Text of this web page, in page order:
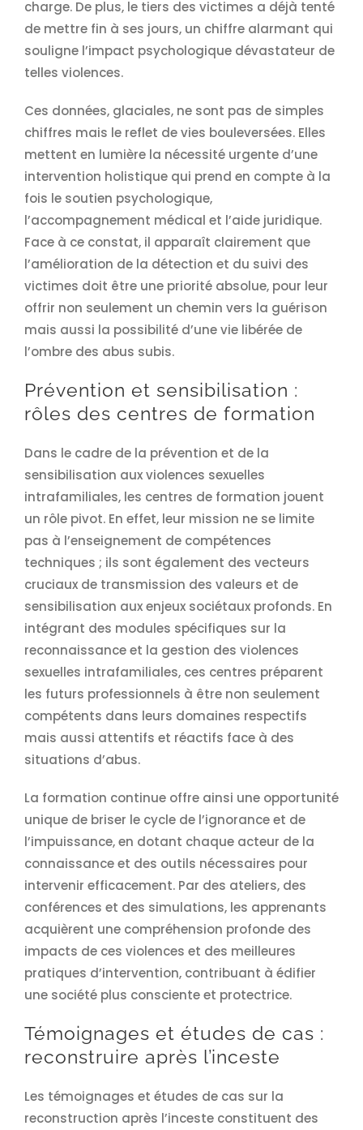
charge. De plus, le tiers des victimes a déjà tenté
de mettre fin à ses jours, un chiffre alarmant qui
souligne l’impact psychologique dévastateur de
telles violences.
Ces données, glaciales, ne sont pas de simples
chiffres mais le reflet de vies bouleversées. Elles
mettent en lumière la nécessité urgente d’une
intervention holistique qui prend en compte à la
fois le soutien psychologique,
l’accompagnement médical et l’aide juridique.
Face à ce constat, il apparaît clairement que
l’amélioration de la détection et du suivi des
victimes doit être une priorité absolue, pour leur
offrir non seulement un chemin vers la guérison
mais aussi la possibilité d’une vie libérée de
l’ombre des abus subis.
Prévention et sensibilisation :
rôles des centres de formation
Dans le cadre de la prévention et de la
sensibilisation aux violences sexuelles
intrafamiliales, les centres de formation jouent
un rôle pivot. En effet, leur mission ne se limite
pas à l’enseignement de compétences
techniques ; ils sont également des vecteurs
cruciaux de transmission des valeurs et de
sensibilisation aux enjeux sociétaux profonds. En
intégrant des modules spécifiques sur la
reconnaissance et la gestion des violences
sexuelles intrafamiliales, ces centres préparent
les futurs professionnels à être non seulement
compétents dans leurs domaines respectifs
mais aussi attentifs et réactifs face à des
situations d’abus.
La formation continue offre ainsi une opportunité
unique de briser le cycle de l’ignorance et de
l’impuissance, en dotant chaque acteur de la
connaissance et des outils nécessaires pour
intervenir efficacement. Par des ateliers, des
conférences et des simulations, les apprenants
acquièrent une compréhension profonde des
impacts de ces violences et des meilleures
pratiques d’intervention, contribuant à édifier
une société plus consciente et protectrice.
Témoignages et études de cas :
reconstruire après l’inceste
Les témoignages et études de cas sur la
reconstruction après l’inceste constituent des